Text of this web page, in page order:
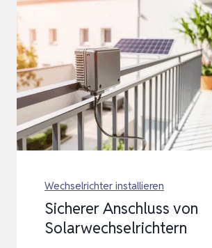
Wechselrichter installieren
Sicherer Anschluss von
Solarwechselrichtern